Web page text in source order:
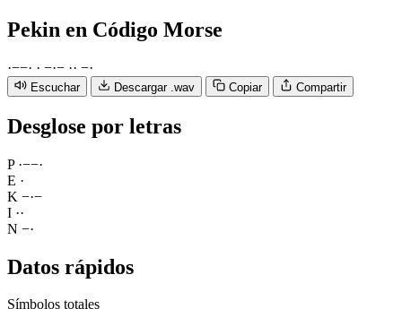
Pekin en Código Morse
·−−· · −·− ·· −·
Escuchar Descargar .wav Copiar Compartir
Desglose por letras
P ·−−·
E ·
K −·−
I ··
N −·
Datos rápidos
Símbolos totales